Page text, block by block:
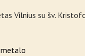
Vilnius su šv.